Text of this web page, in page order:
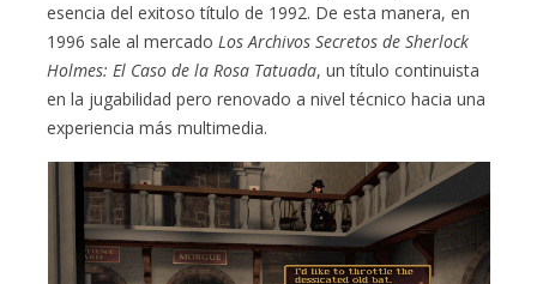
esencia del exitoso título de 1992. De esta manera, en
1996 sale al mercadoLos Archivos Secretos de Sherlock
Holmes: El Caso de la Rosa Tatuada, un título continuista
en la jugabilidad pero renovado a nivel técnico hacia una
experiencia más multimedia.